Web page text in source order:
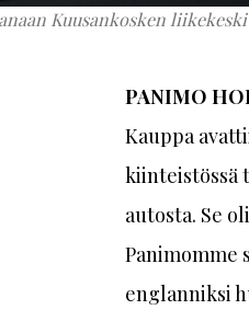
Kuusankosken
PANIMO
Kauppa
kiinteistössä
autosta. Se
Panimomme
englanniksi